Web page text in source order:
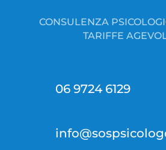
CONSULENZA
TARIFFE
06 9724 6129